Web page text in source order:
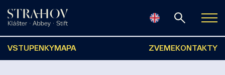
VSTUPENKY MAPA ZVEME KONTAKTY